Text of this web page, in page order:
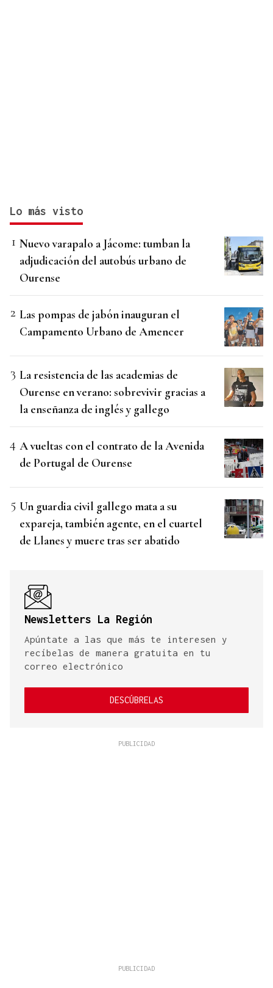
Lo más visto
Nuevo varapalo a Jácome: tumban la
adjudicación del autobús urbano de
Ourense
Las pompas de jabón inauguran el
Campamento Urbano de Amencer
La resistencia de las academias de
Ourense en verano: sobrevivir gracias a
la enseñanza de inglés y gallego
A vueltas con el contrato de la Avenida
de Portugal de Ourense
Un guardia civil gallego mata a su
expareja, también agente, en el cuartel
de Llanes y muere tras ser abatido
Newsletters La Región
Apúntate a las que más te interesen y
recíbelas de manera gratuita en tu
correo electrónico
DESCÚBRELAS